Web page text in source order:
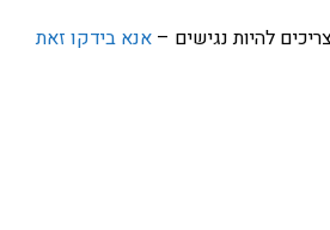
להיות נגישים – אנא בידקו זאת